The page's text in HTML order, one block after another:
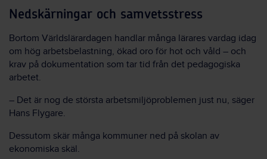
Nedskärningar och samvetsstress
Bortom Världslärardagen handlar många lärares vardag idag
om hög arbetsbelastning, ökad oro för hot och våld – och
krav på dokumentation som tar tid från det pedagogiska
arbetet.
– Det är nog de största arbetsmiljöproblemen just nu, säger
Hans Flygare.
Dessutom skär många kommuner ned på skolan av
ekonomiska skäl.